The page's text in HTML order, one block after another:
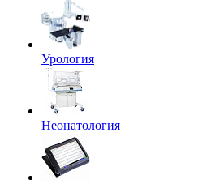
Урология
Неонатология